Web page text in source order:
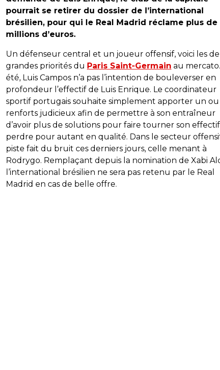
pourrait se retirer du dossier de l’international
brésilien, pour qui le Real Madrid réclame plus de
millions d’euros.
Un défenseur central et un joueur offensif, voici les
grandes priorités du Paris Saint-Germain au
été, Luis Campos n’a pas l’intention de bouleverser en
profondeur l’effectif de Luis Enrique. Le coordinateur
sportif portugais souhaite simplement apporter un
renforts judicieux afin de permettre à son entraîneur
d’avoir plus de solutions pour faire tourner son
perdre pour autant en qualité. Dans le secteur
piste fait du bruit ces derniers jours, celle menant à
Rodrygo. Remplaçant depuis la nomination de Xabi
l’international brésilien ne sera pas retenu par le Real
Madrid en cas de belle offre.